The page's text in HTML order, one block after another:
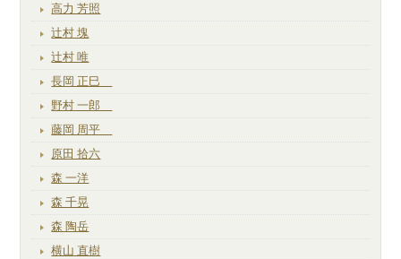
高力 芳照
辻村 塊
辻村 唯
長岡 正巳
野村 一郎
藤岡 周平
原田 拾六
森 一洋
森 千晃
森 陶岳
横山 直樹